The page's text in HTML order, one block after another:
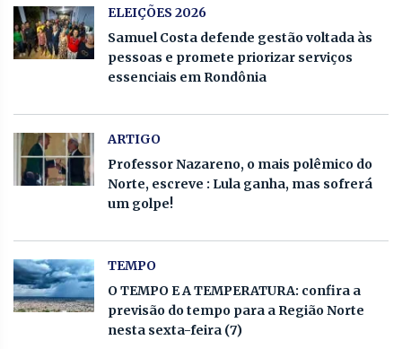
ELEIÇÕES 2026
Samuel Costa defende gestão voltada às
pessoas e promete priorizar serviços
essenciais em Rondônia
ARTIGO
Professor Nazareno, o mais polêmico do
Norte, escreve : Lula ganha, mas sofrerá
um golpe!
TEMPO
O TEMPO E A TEMPERATURA: confira a
previsão do tempo para a Região Norte
nesta sexta-feira (7)